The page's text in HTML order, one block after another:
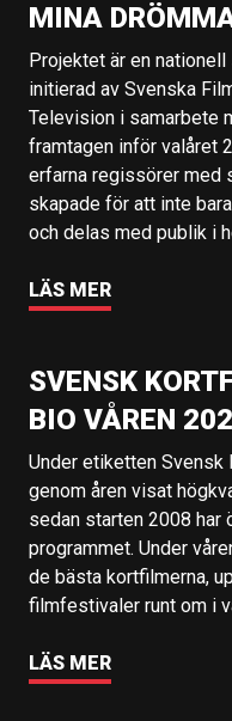
MINA
Projektet är en
initierad av Svenska
Television i samarbete
framtagen inför valåret
erfarna regissörer med
skapade för att inte
och delas med publik i
LÄS MER
SVENSK
BIO VÅREN
Under etiketten
genom åren visat
sedan starten 2008 har
programmet. Under
de bästa kortfilmerna,
filmfestivaler runt om i
LÄS MER